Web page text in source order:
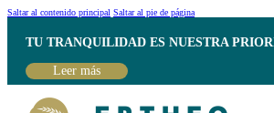
Saltar al contenido principal Saltar al pie de página
TU TRANQUILIDAD ES NUESTRA
Leer más